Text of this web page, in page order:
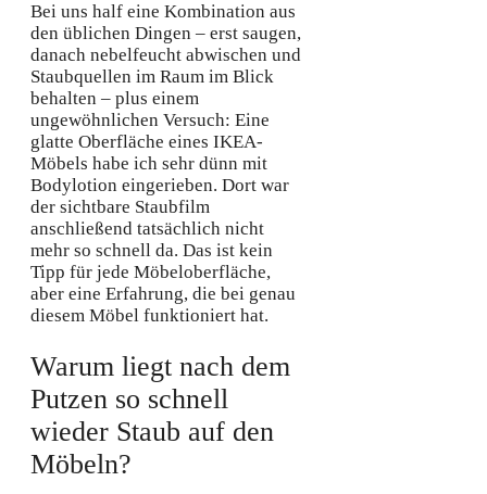
Bei uns half eine Kombination aus
den üblichen Dingen – erst saugen,
danach nebelfeucht abwischen und
Staubquellen im Raum im Blick
behalten – plus einem
ungewöhnlichen Versuch: Eine
glatte Oberfläche eines IKEA-
Möbels habe ich sehr dünn mit
Bodylotion eingerieben. Dort war
der sichtbare Staubfilm
anschließend tatsächlich nicht
mehr so schnell da. Das ist kein
Tipp für jede Möbeloberfläche,
aber eine Erfahrung, die bei genau
diesem Möbel funktioniert hat.
Warum liegt nach dem
Putzen so schnell
wieder Staub auf den
Möbeln?